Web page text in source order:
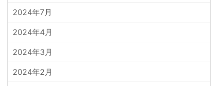
2024年7月
2024年4月
2024年3月
2024年2月